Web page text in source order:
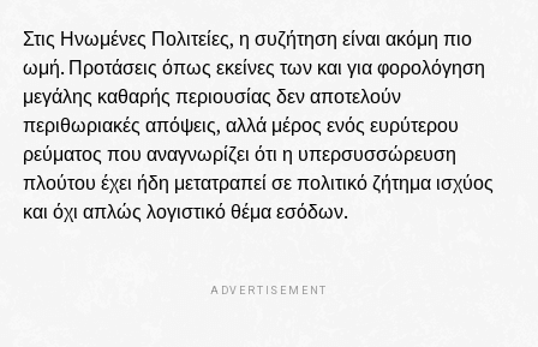
Στις Ηνωμένες Πολιτείες, η συζήτηση είναι ακόμη πιο
ωμή. Προτάσεις όπως εκείνες των και για φορολόγηση
μεγάλης καθαρής περιουσίας δεν αποτελούν
περιθωριακές απόψεις, αλλά μέρος ενός ευρύτερου
ρεύματος που αναγνωρίζει ότι η υπερσυσσώρευση
πλούτου έχει ήδη μετατραπεί σε πολιτικό ζήτημα ισχύος
και όχι απλώς λογιστικό θέμα εσόδων.
ADVERTISEMENT